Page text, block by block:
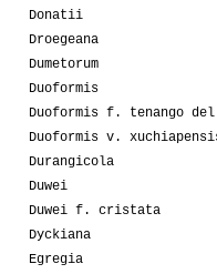
Donatii
Droegeana
Dumetorum
Duoformis
Duoformis f. tenango
Duoformis v.
Durangicola
Duwei
Duwei f. cristata
Dyckiana
Egregia